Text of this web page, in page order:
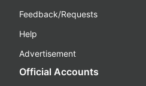
Feedback/Requests
Help
Advertisement
Official Accounts